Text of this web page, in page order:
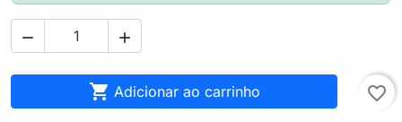
 
 Adicionar ao carrinho favorite_border